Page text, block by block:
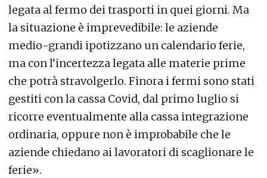
legata al fermo dei trasporti in quei giorni. Ma
la situazione è imprevedibile: le aziende
medio-grandi ipotizzano un calendario ferie,
ma con l’incertezza legata alle materie prime
che potrà stravolgerlo. Finora i fermi sono stati
gestiti con la cassa Covid, dal primo luglio si
ricorre eventualmente alla cassa integrazione
ordinaria, oppure non è improbabile che le
aziende chiedano ai lavoratori di scaglionare le
ferie».